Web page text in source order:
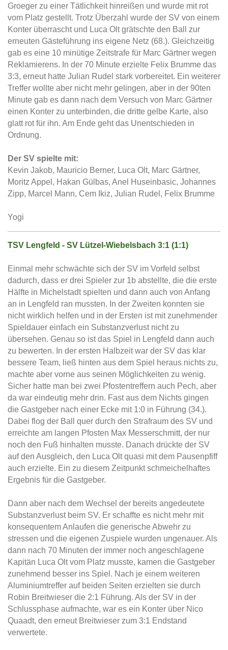
Groeger zu einer Tätlichkeit hinreißen und wurde mit rot
vom Platz gestellt. Trotz Überzahl wurde der SV von einem
Konter überrascht und Luca Olt grätschte den Ball zur
erneuten Gästeführung ins eigene Netz (68.). Gleichzeitig
gab es eine 10 minütige Zeitstrafe für Marc Gärtner wegen
Reklamierens. In der 70 Minute erzielte Felix Brumme das
3:3, erneut hatte Julian Rudel stark vorbereitet. Ein weiterer
Treffer wollte aber nicht mehr gelingen, aber in der 90ten
Minute gab es dann nach dem Versuch von Marc Gärtner
einen Konter zu unterbinden, die dritte gelbe Karte, also
glatt rot für ihn. Am Ende geht das Unentschieden in
Ordnung.
Der SV spielte mit:
Kevin Jakob, Mauricio Berner, Luca Olt, Marc Gärtner,
Moritz Appel, Hakan Gülbas, Anel Huseinbasic, Johannes
Zipp, Marcel Mann, Cem Ikiz, Julian Rudel, Felix Brumme
Yogi
TSV Lengfeld - SV Lützel-Wiebelsbach 3:1 (1:1)
Einmal mehr schwächte sich der SV im Vorfeld selbst
dadurch, dass er drei Spieler zur 1b abstellte, die die erste
Hälfte in Michelstadt spielten und dann auch von Anfang
an in Lengfeld ran mussten. In der Zweiten konnten sie
nicht wirklich helfen und in der Ersten ist mit zunehmender
Spieldauer einfach ein Substanzverlust nicht zu
übersehen. Genau so ist das Spiel in Lengfeld dann auch
zu bewerten. In der ersten Halbzeit war der SV das klar
bessere Team, ließ hinten aus dem Spiel heraus nichts zu,
machte aber vorne aus seinen Möglichkeiten zu wenig.
Sicher hatte man bei zwei Pfostentreffern auch Pech, aber
da war eindeutig mehr drin. Fast aus dem Nichts gingen
die Gastgeber nach einer Ecke mit 1:0 in Führung (34.).
Dabei flog der Ball quer durch den Strafraum des SV und
erreichte am langen Pfosten Max Messerschmitt, der nur
noch den Fuß hinhalten musste. Danach drückte der SV
auf den Ausgleich, den Luca Olt quasi mit dem Pausenpfiff
auch erzielte. Ein zu diesem Zeitpunkt schmeichelhaftes
Ergebnis für die Gastgeber.
Dann aber nach dem Wechsel der bereits angedeutete
Substanzverlust beim SV. Er schaffte es nicht mehr mit
konsequentem Anlaufen die generische Abwehr zu
stressen und die eigenen Zuspiele wurden ungenauer. Als
dann nach 70 Minuten der immer noch angeschlagene
Kapitän Luca Olt vom Platz musste, kamen die Gastgeber
zunehmend besser ins Spiel. Nach je einem weiteren
Aluminiumtreffer auf beiden Seiten erzielten sie durch
Robin Breitwieser die 2:1 Führung. Als der SV in der
Schlussphase aufmachte, war es ein Konter über Nico
Quaadt, den erneut Breitwieser zum 3:1 Endstand
verwertete.